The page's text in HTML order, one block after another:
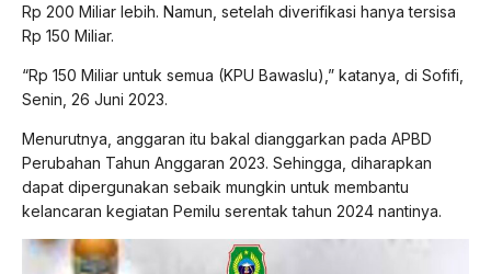
Rp 200 Miliar lebih. Namun, setelah diverifikasi hanya tersisa
Rp 150 Miliar.
“Rp 150 Miliar untuk semua (KPU Bawaslu),” katanya, di Sofifi,
Senin, 26 Juni 2023.
Menurutnya, anggaran itu bakal dianggarkan pada APBD
Perubahan Tahun Anggaran 2023. Sehingga, diharapkan
dapat dipergunakan sebaik mungkin untuk membantu
kelancaran kegiatan Pemilu serentak tahun 2024 nantinya.